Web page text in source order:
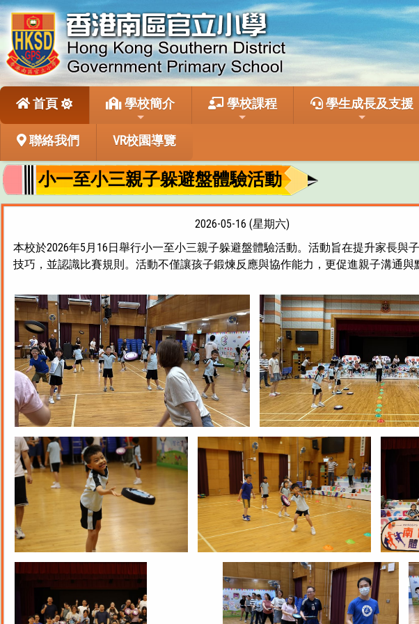
首頁 學校簡介 學校課程 學生成長及支援
聯絡我們 VR校園導覽
小一至小三親子躲避盤體驗活動
2026-05-16 (星期六)
本校於2026年5月16日舉行小一至小三親子躲避盤體驗活動。活動旨在提升家長
技巧，並認識比賽規則。活動不僅讓孩子鍛煉反應與協作能力，更促進親子溝通